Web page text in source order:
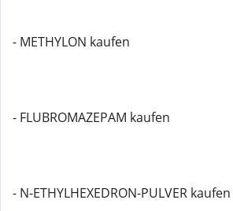
- METHYLON kaufen
- FLUBROMAZEPAM kaufen
- N-ETHYLHEXEDRON-PULVER kaufen